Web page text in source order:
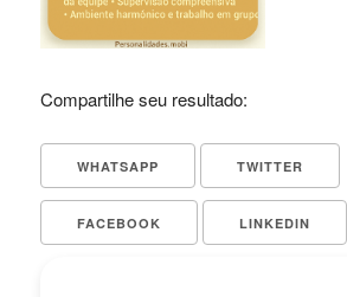
Compartilhe seu resultado:
WHATSAPP TWITTER
FACEBOOK LINKEDIN